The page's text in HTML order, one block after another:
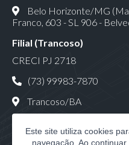
Belo Horizonte/MG
Franco, 603 - SL 906 -
Filial (Trancoso)
CRECI PJ 2718
(73) 99983-7870
Trancoso/BA
Este site utiliza cookies
navegação. Ao